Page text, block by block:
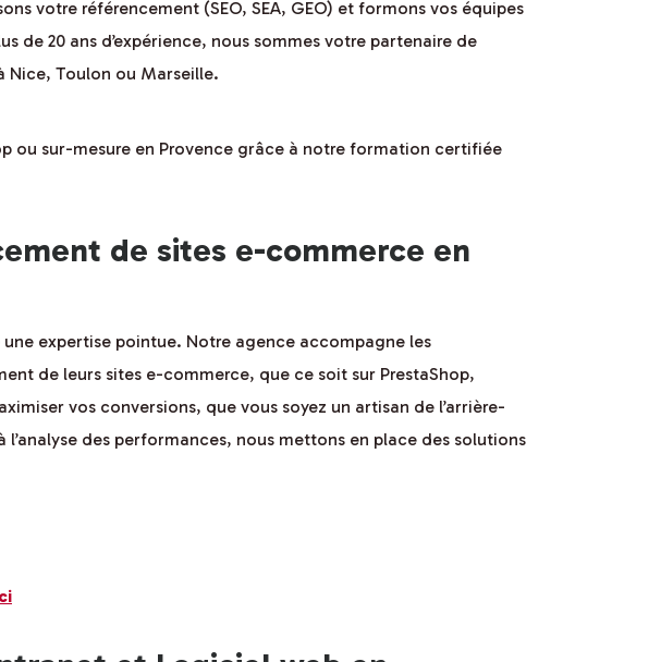
votre référencement (SEO, SEA, GEO) et formons vos équipes
20 ans d’expérience, nous sommes votre partenaire de
Nice, Toulon ou Marseille.
ou sur-mesure en Provence grâce à notre formation certifiée
de sites e-commerce en
expertise pointue. Notre agence accompagne les
de leurs sites e-commerce, que ce soit sur PrestaShop,
vos conversions, que vous soyez un artisan de l’arrière-
des performances, nous mettons en place des solutions